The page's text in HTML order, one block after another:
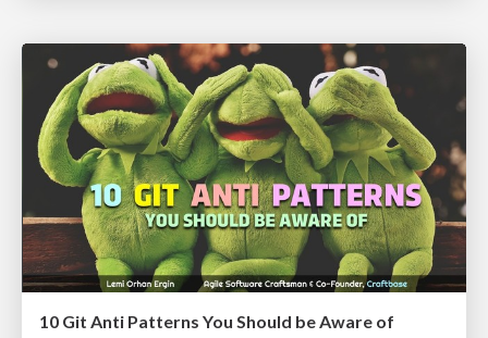
10 Git Anti Patterns You Should be Aware of